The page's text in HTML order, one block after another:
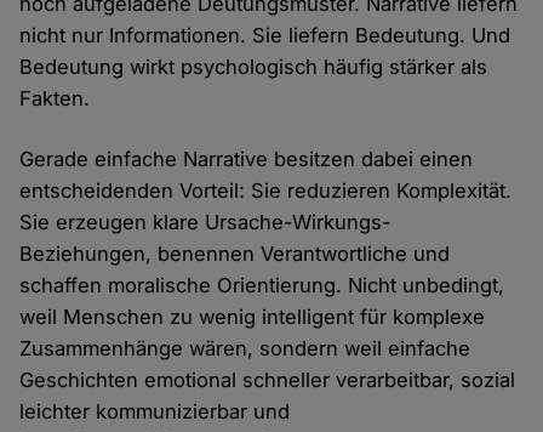
nicht nur Informationen. Sie liefern Bedeutung. Und
Bedeutung wirkt psychologisch häufig stärker als
Fakten.
Gerade einfache Narrative besitzen dabei einen
entscheidenden Vorteil: Sie reduzieren Komplexität.
Sie erzeugen klare Ursache-Wirkungs-
Beziehungen, benennen Verantwortliche und
schaffen moralische Orientierung. Nicht unbedingt,
weil Menschen zu wenig intelligent für komplexe
Zusammenhänge wären, sondern weil einfache
Geschichten emotional schneller verarbeitbar, sozial
leichter kommunizierbar und